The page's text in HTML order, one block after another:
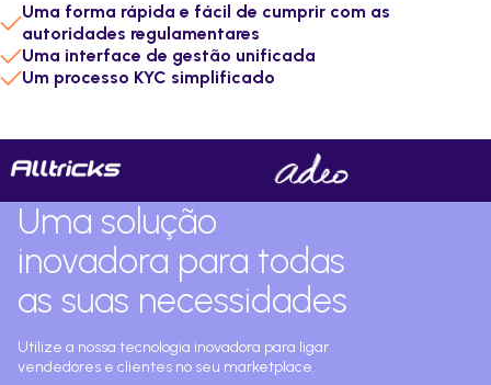
Uma forma rápida e fácil de cumprir com as
autoridades regulamentares
Uma interface de gestão unificada
Um processo KYC simplificado
Uma solução
inovadora para todas
as suas necessidades
Utilize a nossa tecnologia inovadora para ligar
vendedores e clientes no seu marketplace.